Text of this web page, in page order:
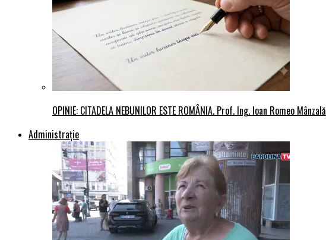
OPINIE: CITADELA NEBUNILOR ESTE ROMÂNIA. Prof. Ing. Ioan Romeo Mânzală
Administraţie